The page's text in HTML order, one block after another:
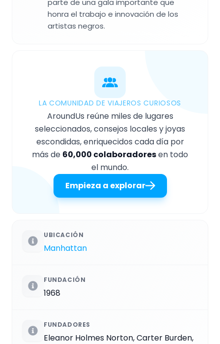
honra el trabajo e innovación de los
artistas negros.
LA COMUNIDAD DE VIAJEROS CURIOSOS
AroundUs reúne miles de lugares
seleccionados, consejos locales y joyas
escondidas, enriquecidos cada día por
más de 60,000 colaboradoresen todo
el mundo.
Empieza a explorar
UBICACIÓN
Manhattan
FUNDACIÓN
1968
FUNDADORES
Eleanor Holmes Norton, Carter Burden,